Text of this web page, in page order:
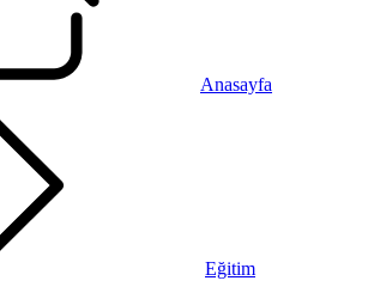
Anasayfa
Eğitim